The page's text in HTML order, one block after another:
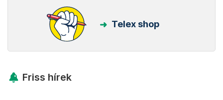
Telex shop
Friss hírek